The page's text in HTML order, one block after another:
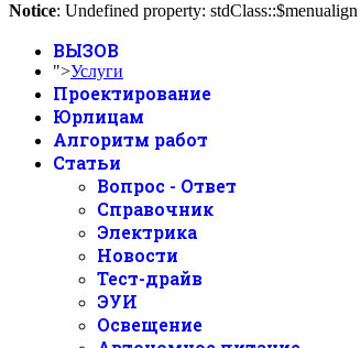
Notice: Undefined property: stdClass::$menualign
ВЫЗОВ
">Услуги
Проектирование
Юрлицам
Алгоритм работ
Статьи
Вопрос - Ответ
Справочник
Электрика
Новости
Тест-драйв
ЭУИ
Освещение